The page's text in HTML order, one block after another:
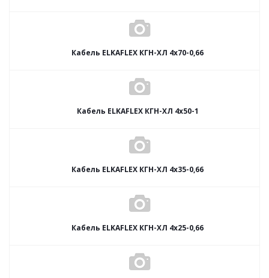
Кабель ELKAFLEX КГН-ХЛ 4x70-0,66
Кабель ELKAFLEX КГН-ХЛ 4x50-1
Кабель ELKAFLEX КГН-ХЛ 4x35-0,66
Кабель ELKAFLEX КГН-ХЛ 4x25-0,66